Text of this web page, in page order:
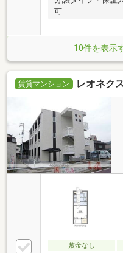
可
10件を表示
賃貸マンション レオネク
敷金なし